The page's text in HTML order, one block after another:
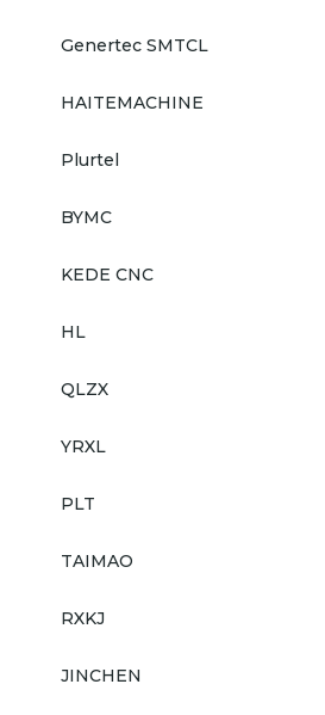
Genertec SMTCL
HAITEMACHINE
Plurtel
BYMC
KEDE CNC
HL
QLZX
YRXL
PLT
TAIMAO
RXKJ
JINCHEN